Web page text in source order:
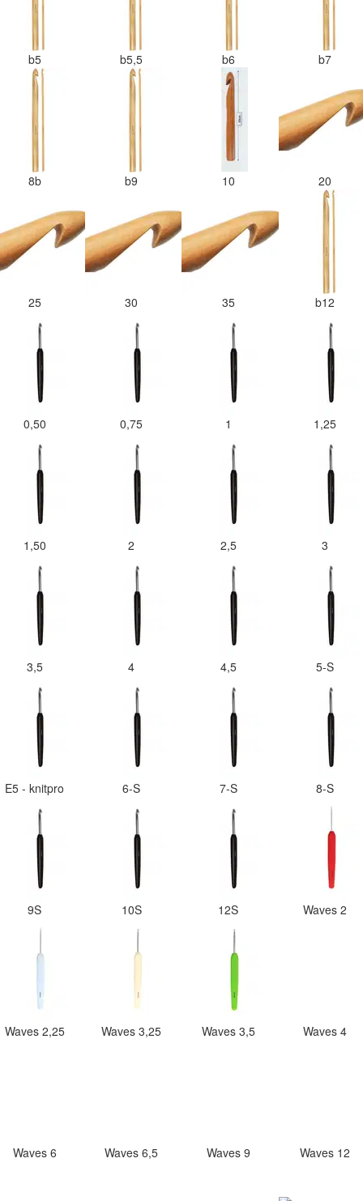
b5 b5,5 b6 b7
8b b9 10 20
25 30 35 b12
0,50 0,75 1 1,25
1,50 2 2,5 3
3,5 4 4,5 5-S
E5 - knitpro 6-S 7-S 8-S
9S 10S 12S Waves 2
Waves 2,25 Waves 3,25 Waves 3,5 Waves 4
Waves 6 Waves 6,5 Waves 9 Waves 12